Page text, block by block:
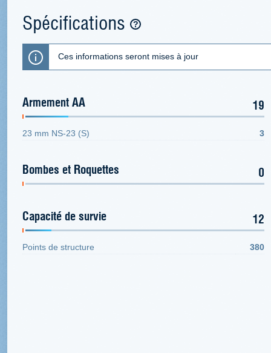
Spécifications
Ces informations seront mises à jour
Armement AA 19
23 mm NS-23 (S) 3
Bombes et Roquettes 0
Capacité de survie 12
Points de structure 380